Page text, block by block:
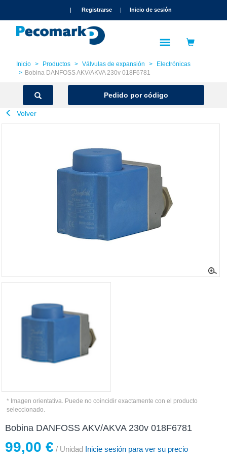
| Registrarse | Inicio de sesión
Inicio Productos Válvulas de expansión
Electrónicas
Bobina DANFOSS AKV/AKVA 230v 018F6781
Pedido por código
Volver
* Imagen orientativa. Puede no coincidir exactamente con el producto
seleccionado.
Bobina DANFOSS AKV/AKVA 230v 018F6781
99,00 € / Unidad Inicie sesión para ver su precio